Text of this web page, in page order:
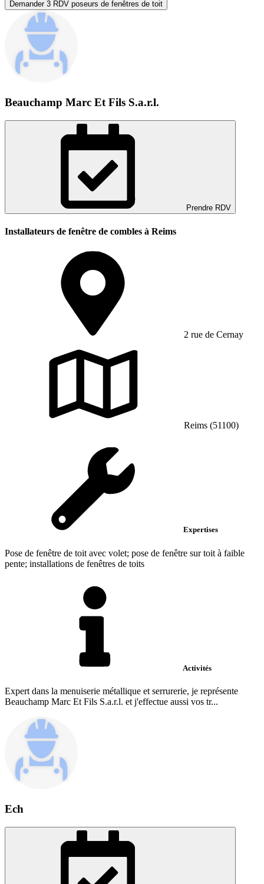
Demander 3 RDV poseurs de fenêtres de toit
Beauchamp Marc Et Fils S.a.r.l.
Prendre RDV
Installateurs de fenêtre de combles à Reims
2 rue de Cernay
Reims (51100)
Expertises
Pose de fenêtre de toit avec volet; pose de fenêtre sur toit à faible
pente; installations de fenêtres de toits
Activités
Expert dans la menuiserie métallique et serrurerie, je représente
Beauchamp Marc Et Fils S.a.r.l. et j'effectue aussi vos tr...
Ech